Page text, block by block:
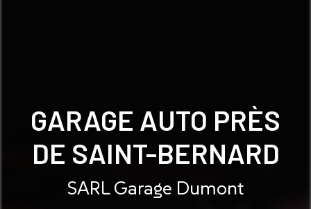
GARAGE AUTO PRÈS
DE SAINT-BERNARD
SARL Garage Dumont